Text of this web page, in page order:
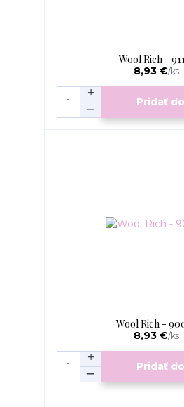
Wool Rich -
8,93 €/ks
Pridať
Wool Rich -
8,93 €/ks
Pridať